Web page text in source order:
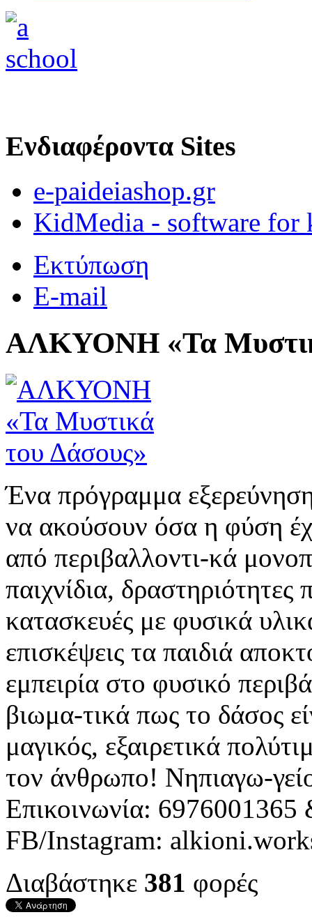
Ενδιαφέροντα Sites
e-paideiashop.gr
KidMedia - software for
Εκτύπωση
E-mail
ΑΛΚΥΟΝΗ «Τα
Ένα πρόγραμμα
να ακούσουν όσα η φύση
από περιβαλλοντι-κά
παιχνίδια,
κατασκευές με φυσικά
επισκέψεις τα παιδιά
εμπειρία στο φυσικό
βιωμα-τικά πως το δάσος
μαγικός, εξαιρετικά
τον άνθρωπο! Νηπιαγω-
Επικοινωνία:
FΒ/Instagram:
Διαβάστηκε 381 φορές